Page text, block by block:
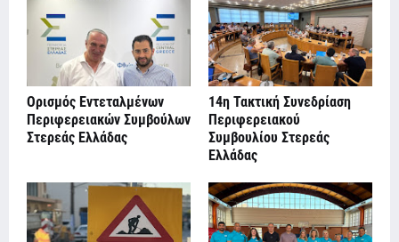
Ορισμός Εντεταλμένων
Περιφερειακών Συμβούλων
Στερεάς Ελλάδας
14η Τακτική Συνεδρίαση
Περιφερειακού
Συμβουλίου Στερεάς
Ελλάδας